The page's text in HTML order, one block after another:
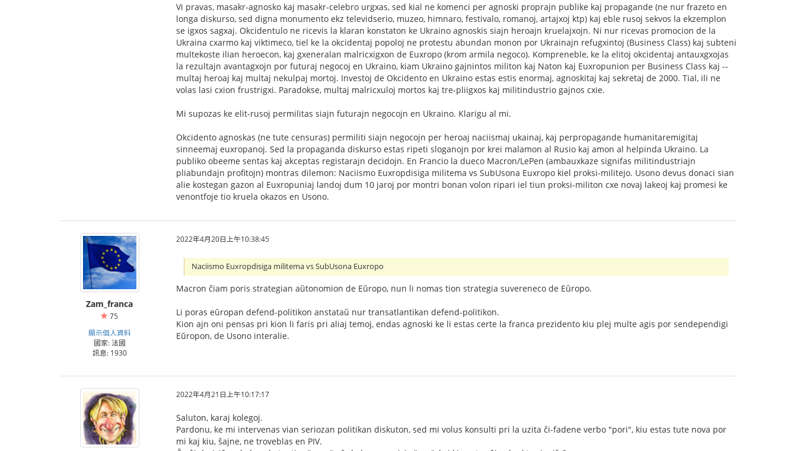
Vi pravas, masakr-agnosko kaj masakr-celebro urgxas, sed kial ne komenci per agnoski proprajn publike kaj propagande (ne nur frazeto en
longa diskurso, sed digna monumento ekz televidserio, muzeo, himnaro, festivalo, romanoj, artajxoj ktp) kaj eble rusoj sekvos la ekzemplon
se igxos sagxaj. Okcidentulo ne ricevis la klaran konstaton ke Ukraino agnoskis siajn heroajn kruelajxojn. Ni nur ricevas promocion de la
Ukraina cxarmo kaj viktimeco, tiel ke la okcidentaj popoloj ne protestu abundan monon por Ukrainajn refugxintoj (Business Class) kaj subteni
multekoste ilian heroecon, kaj gxeneralan malricxigxon de Euxropo (krom armila negoco). Kompreneble, ke la elitoj okcidentaj antauxgxojas
la rezultajn avantagxojn por futuraj negocoj en Ukraino, kiam Ukraino gajnintos militon kaj Naton kaj Euxropunion per Business Class kaj --
multaj heroaj kaj multaj nekulpaj mortoj. Investoj de Okcidento en Ukraino estas estis enormaj, agnoskitaj kaj sekretaj de 2000. Tial, ili ne
volas lasi cxion frustrigxi. Paradokse, multaj malricxuloj mortos kaj tre-pliigxos kaj militindustrio gajnos cxie.
Mi supozas ke elit-rusoj permilitas siajn futurajn negocojn en Ukraino. Klarigu al mi.
Okcidento agnoskas (ne tute censuras) permiliti siajn negocojn per heroaj naciismaj ukainaj, kaj perpropagande humanitaremigitaj
sinneemaj euxropanoj. Sed la propaganda diskurso estas ripeti sloganojn por krei malamon al Rusio kaj amon al helpinda Ukraino. La
publiko obeeme sentas kaj akceptas registarajn decidojn. En Francio la dueco Macron/LePen (ambauxkaze signifas militindustriajn
pliabundajn profitojn) montras dilemon: Naciismo Euxropdisiga militema vs SubUsona Euxropo kiel proksi-militejo. Usono devus donaci sian
alie kostegan gazon al Euxropuniaj landoj dum 10 jaroj por montri bonan volon ripari iel tiun proksi-militon cxe novaj lakeoj kaj promesi ke
venontfoje tio kruela okazos en Usono.
Zam_franca
75
顯示個人資料
國家: 法國
訊息: 1930
2022年4月20日上午10:38:45
Naciismo Euxropdisiga militema vs SubUsona Euxropo
Macron ĉiam poris strategian aŭtonomion de Eŭropo, nun li nomas tion strategia suvereneco de Eŭropo.
Li poras eŭropan defend-politikon anstataŭ nur transatlantikan defend-politikon.
Kion ajn oni pensas pri kion li faris pri aliaj temoj, endas agnoski ke li estas certe la franca prezidento kiu plej multe agis por sendependigi
Eŭropon, de Usono interalie.
2022年4月21日上午10:17:17
Saluton, karaj kolegoj.
Pardonu, ke mi intervenas vian seriozan politikan diskuton, sed mi volus konsulti pri la uzita ĉi-fadene verbo "pori", kiu estas tute nova por
mi kaj kiu, ŝajne, ne troveblas en PIV.